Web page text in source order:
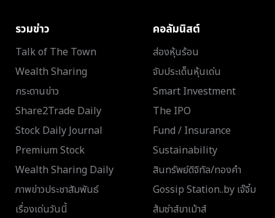
รวมข่าว
Talk of The Town
Wealth Sharing
กระดานข่าว
Share2Trade Daily
Stock Daily Journal
Premium Stock
Wealth Sharing Daily
ภาพข่าวประชาสัมพันธ์
เรื่องเด่นวันนี้
คอลัมนิสต์
ส่องหุ้นร้อน
จับประเด็นหุ้นเด่น
Smart Investment
The IPO
Fund / Insurance
Sustainability
สินทรัพย์ดิจิทัล/ทองคำ
Gossip Station..by เจ๊จิ๋ม
ส้มซ่าส์ขาเม้าส์